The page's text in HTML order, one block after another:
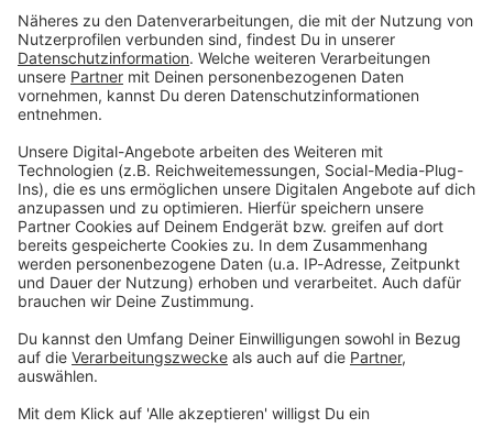
Du möchtest uns etwas sagen?
Studio Hotline
Kontaktformular
© dpa-infocom, dpa:260510-930-58851/14